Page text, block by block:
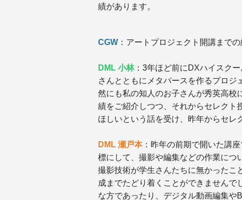
績があります。
CGW ：アートプロジェクト開講まで
DML 小林：3年ほど前にDXハイスク
さんとともにメタバースを作るプロジ
然にも私の知人のお子さんが秀英高校
績をご紹介しつつ、それからセレクト
ほしいという話を受け、昨年からセレ
DML 瀬戸本：昨年の前期で開いた講
標にして、撮影や編集などの作業につ
撮影技術が学生さんたちに無かったこ
成までたどり着くことができませんで
な方であったり、デジタル動画編集や